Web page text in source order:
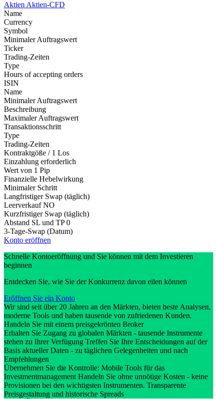
Aktien Aktien-CFD
Name
Currency
Symbol
Minimaler Auftragswert
Ticker
Trading-Zeiten
Type
Hours of accepting orders
ISIN
Name
Minimaler Auftragswert
Beschreibung
Maximaler Auftragswert
Transaktionsschritt
Type
Trading-Zeiten
Kontraktgöße / 1 Los
Einzahlung erforderlich
Wert von 1 Pip
Finanzielle Hebelwirkung
Minimaler Schritt
Langfristiger Swap (täglich)
Leerverkauf NO
Kurzfristiger Swap (täglich)
Abstand SL und TP 0
3-Tage-Swap (Datum)
Konto eröffnen
Schnelle Kontoeröffnung und Sie können mit dem Investieren
beginnen
Entdecken Sie, wie Sie der Konkurrenz davon eilen können
Eröffnen Sie ein Konto
Wir sind seit über 20 Jahren an den Märkten, bieten beste Analysen,
moderne Tools und haben tausende von zufriedenen Kunden.
Handeln Sie mit einem preisgekrönten Broker
Erhalten Sie Zugang zu globalen Märkten - tausende Instrumente
stehen zu Ihrer Verfügung Treffen Sie Ihre Entscheidungen auf der
Basis aktueller Daten - zu täglichen Gelegenheiten und nach
Empfehlungen
Übernehmen Sie die Kontrolle: Mobile Tools für das
Investmentmanagement Handeln Sie ohne unnötige Kosten - keine
Provisionen bei den wichtigsten Instrumenten. Transparente
Preisgestaltung und historische Spreads